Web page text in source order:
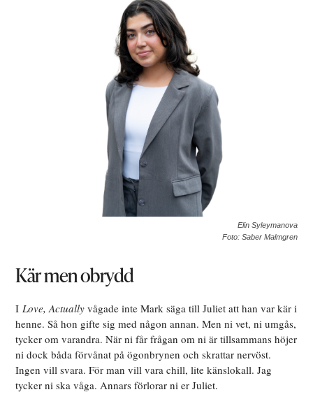
Elin Syleymanova
Foto: Saber Malmgren
Kär men obrydd
I Love, Actuallyvågade inte Mark säga till Juliet att han var kär i
henne. Så hon gifte sig med någon annan. Men ni vet, ni umgås,
tycker om varandra. När ni får frågan om ni är tillsammans höjer
ni dock båda förvånat på ögonbrynen och skrattar nervöst.
Ingen vill svara. För man vill vara chill, lite känslokall. Jag
tycker ni ska våga. Annars förlorar ni er Juliet.